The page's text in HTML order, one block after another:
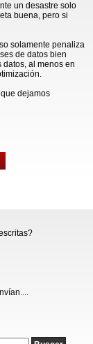
un desastre solo
buena, pero si
solamente penaliza
de datos bien
al menos en
dejamos